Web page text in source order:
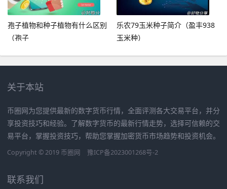
孢子植物和种子植物有什么区别
（孢子
乐农79玉米种子简介（盈丰938
玉米种）
关于本站
币圈网为您提供最新的数字货币行情，全面评测各大交易平台，并分
享投资技巧和经验。了解数字货币的最新行情走势，选择可信赖的交
易平台，掌握投资技巧，帮助您掌握加密货币市场趋势和投资机会。
Copyright © 2019 币圈网 豫ICP备2023001268号-2
联系我们